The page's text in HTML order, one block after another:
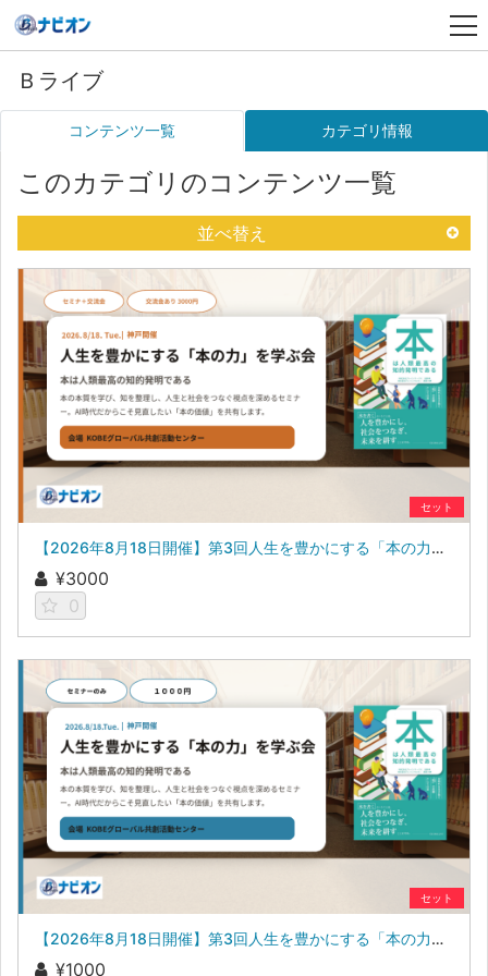
Ｂライブ
コンテンツ一覧 カテゴリ情報
このカテゴリのコンテンツ一覧
並べ替え
セット
【2026年8月18日開催】第3回人生を豊かにする「本の力」を学ぶ会 参加申し込み（セミナー・交流会参加の方）
¥3000
0
セット
【2026年8月18日開催】第3回人生を豊かにする「本の力」を学ぶ会 参加申し込み（セミナーのみ参加の方）
¥1000